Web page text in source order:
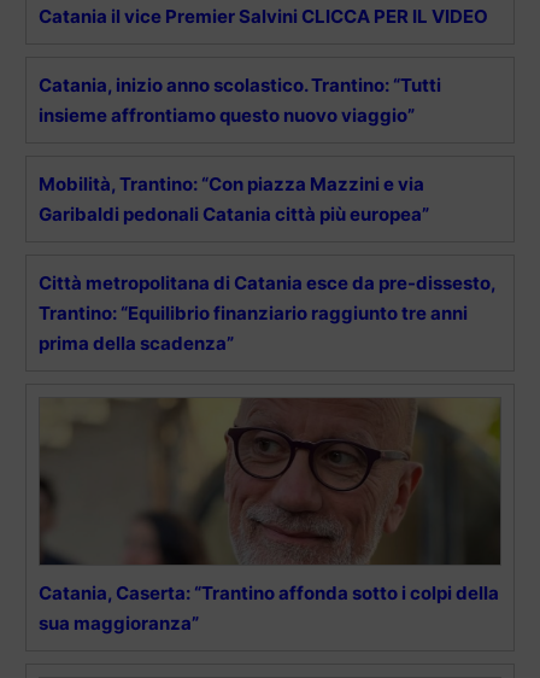
Catania il vice Premier Salvini CLICCA PER IL VIDEO
Catania, inizio anno scolastico. Trantino: “Tutti
insieme affrontiamo questo nuovo viaggio”
Mobilità, Trantino: “Con piazza Mazzini e via
Garibaldi pedonali Catania città più europea”
Città metropolitana di Catania esce da pre-dissesto,
Trantino: “Equilibrio finanziario raggiunto tre anni
prima della scadenza”
Catania, Caserta: “Trantino affonda sotto i colpi della
sua maggioranza”